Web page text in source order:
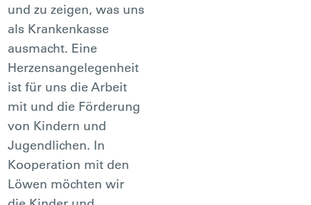
und zu zeigen, was uns
als Krankenkasse
ausmacht. Eine
Herzensangelegenheit
ist für uns die Arbeit
mit und die Förderung
von Kindern und
Jugendlichen. In
Kooperation mit den
Löwen möchten wir